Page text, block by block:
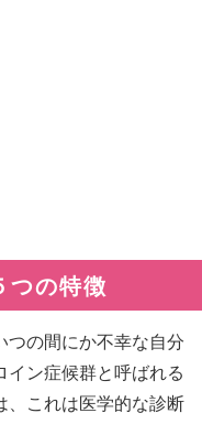
つの特徴
つの間にか不幸な自分
イン症候群と呼ばれる
、これは医学的な診断